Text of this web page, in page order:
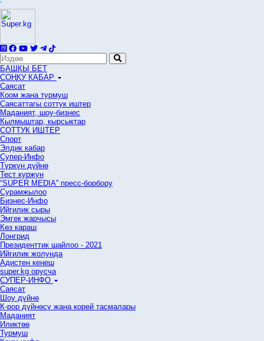
'
БАШКЫ БЕТ
СОҢКУ КАБАР
Саясат
Коом жана турмуш
Саясаттагы соттук иштер
Маданият, шоу-бизнес
Кылмыштар, кырсыктар
СОТТУК ИШТЕР
Спорт
Элдик кабар
Супер-Инфо
Түркүн дүйнө
Тест куржун
“SUPER MEDIA” пресс-борбору
Сурамжылоо
Бизнес-Инфо
Ийгилик сыры
Эмгек жарчысы
Көз караш
Лонгрид
Президенттик шайлоо - 2021
Ийгилик жолунда
Адистен кеңеш
super.kg орусча
СУПЕР-ИНФО
Саясат
Шоу дүйнө
К-рор дүйнөсү жана корей тасмалары
Маданият
Иликтөө
Турмуш